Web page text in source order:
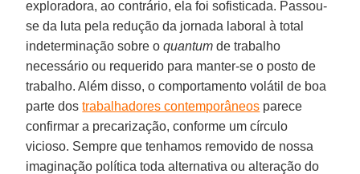
exploradora, ao contrário, ela foi sofisticada. Passou-
se da luta pela redução da jornada laboral à total
indeterminação sobre oquantum de trabalho
necessário ou requerido para manter-se o posto de
trabalho. Além disso, o comportamento volátil de boa
parte dostrabalhadores contemporâneos parece
confirmar a precarização, conforme um círculo
vicioso. Sempre que tenhamos removido de nossa
imaginação política toda alternativa ou alteração do